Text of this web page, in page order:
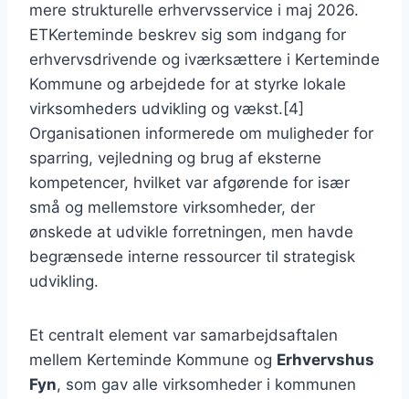
mere strukturelle erhvervsservice i maj 2026.
ETKerteminde beskrev sig som indgang for
erhvervsdrivende og iværksættere i Kerteminde
Kommune og arbejdede for at styrke lokale
virksomheders udvikling og vækst.[4]
Organisationen informerede om muligheder for
sparring, vejledning og brug af eksterne
kompetencer, hvilket var afgørende for især
små og mellemstore virksomheder, der
ønskede at udvikle forretningen, men havde
begrænsede interne ressourcer til strategisk
udvikling.
Et centralt element var samarbejdsaftalen
mellem Kerteminde Kommune og Erhvervshus
Fyn, som gav alle virksomheder i kommunen